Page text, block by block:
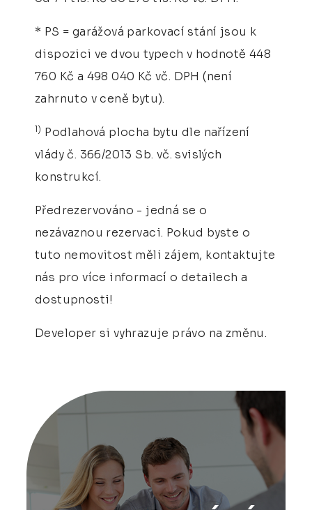
* PS = garážová parkovací stání jsou k
dispozici ve dvou typech v hodnotě 448
760 Kč a 498 040 Kč vč. DPH (není
zahrnuto v ceně bytu).
1) Podlahová plocha bytu dle nařízení
vlády č. 366/2013 Sb. vč. svislých
konstrukcí.
Předrezervováno - jedná se o
nezávaznou rezervaci. Pokud byste o
tuto nemovitost měli zájem, kontaktujte
nás pro více informací o detailech a
dostupnosti!
Developer si vyhrazuje právo na změnu.